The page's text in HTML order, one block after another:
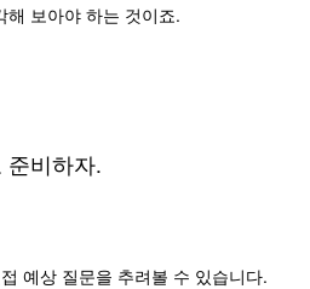
해 보아야 하는 것이죠.
준비하자.
예상 질문을 추려볼 수 있습니다.